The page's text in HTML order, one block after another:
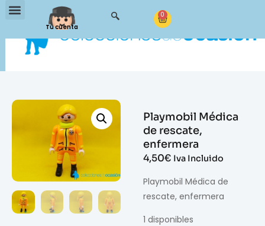
Tu cuenta
0
Playmobil Médica
de rescate,
enfermera
4,50€ Iva Incluido
Playmobil Médica de
rescate, enfermera
1 disponibles